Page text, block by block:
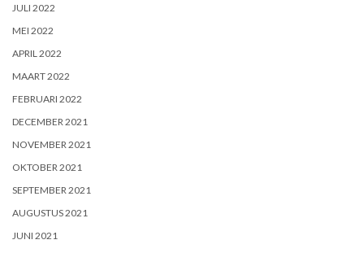
JULI 2022
MEI 2022
APRIL 2022
MAART 2022
FEBRUARI 2022
DECEMBER 2021
NOVEMBER 2021
OKTOBER 2021
SEPTEMBER 2021
AUGUSTUS 2021
JUNI 2021